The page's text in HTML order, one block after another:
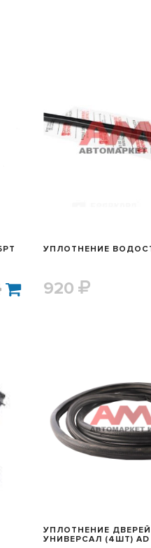
БЫСТРЫЙ
УПЛОТНЕНИЕ
920
БЫСТРЫЙ
УПЛОТНЕНИЕ ДВЕРЕЙ
УНИВЕРСАЛ (4ШТ) AD